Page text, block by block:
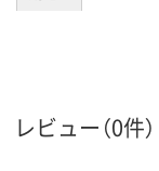
レビュー（0件）